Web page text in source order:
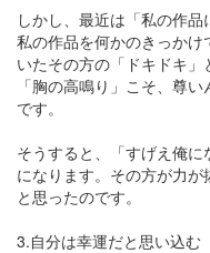
しかし、最近は「私の作品
私の作品を何かのきっか
いたその方の「ドキドキ
「胸の高鳴り」こそ、尊
です。
そうすると、「すげえ俺
になります。その方が力
と思ったのです。
3.自分は幸運だと思い込む